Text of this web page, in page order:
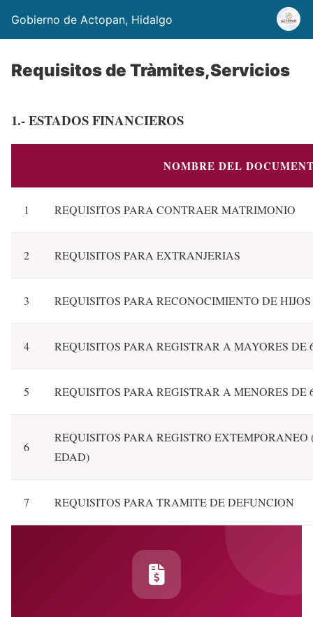
Gobierno de Actopan, Hidalgo
Requisitos de Tràmites,Servicios
1.- ESTADOS FINANCIEROS
NOMBRE DEL
1 REQUISITOS PARA CONTRAER MATRIMONIO
2 REQUISITOS PARA EXTRANJERIAS
3 REQUISITOS PARA RECONOCIMIENTO DE HIJOS
4 REQUISITOS PARA REGISTRAR A MAYORES DE
5 REQUISITOS PARA REGISTRAR A MENORES DE
6
REQUISITOS PARA REGISTRO
EDAD)
7 REQUISITOS PARA TRAMITE DE DEFUNCION